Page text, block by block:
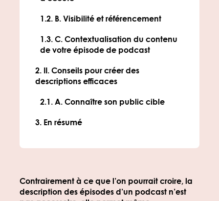
Contrairement à ce que l’on pourrait croire, la
description des épisodes d’un podcast n’est
B. Visibilité et référencement
C. Contextualisation du contenu
de votre épisode de podcast
II. Conseils pour créer des
descriptions efficaces
A. Connaître son public cible
En résumé